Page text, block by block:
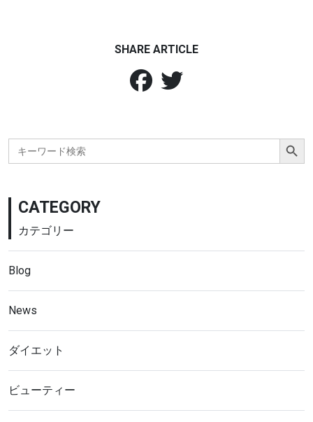
SHARE ARTICLE
Search
for:
Search Button
CATEGORY
カテゴリー
Blog
News
ダイエット
ビューティー